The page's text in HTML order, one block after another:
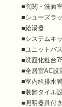
■玄関・洗面
■シューズラ
■給湯器
■システムキ
■ユニットバ
■洗面化粧台
■全居室AC設
■室内給排水
■装飾タイル
■照明器具付